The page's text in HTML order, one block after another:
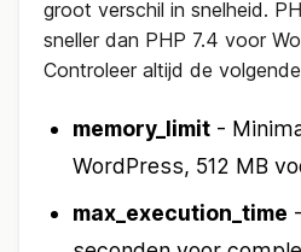
groot verschil in snelheid.
sneller dan PHP 7.4 voor
Controleer altijd de
memory_limit -
WordPress, 512 MB
max_execution_time